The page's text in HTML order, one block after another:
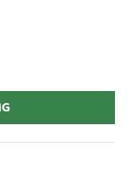
1m4 số lượng